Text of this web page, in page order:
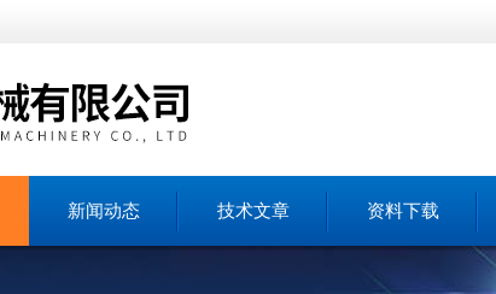
新闻动态 技术文章 资料下载